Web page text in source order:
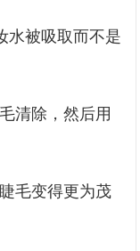
水被吸取而不是
清除，然后用
毛变得更为茂